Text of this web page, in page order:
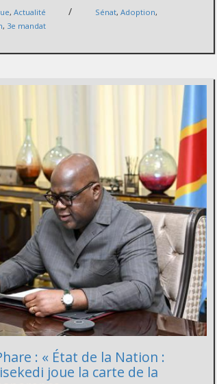
,Actualité / Sénat,Adoption,
, 3e mandat
: « État de la Nation :
joue la carte de la